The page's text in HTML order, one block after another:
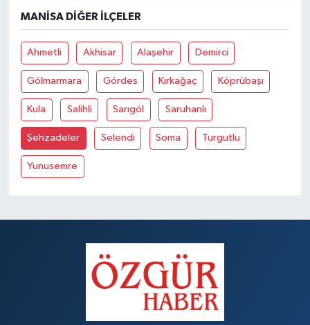
MANISA DIĞER İLÇELER
Ahmetli Akhisar Alaşehir Demirci
Gölmarmara Gördes Kırkağaç Köprübaşı
Kula Salihli Sarıgöl Saruhanlı
Şehzadeler Selendi Soma Turgutlu
Yunusemre